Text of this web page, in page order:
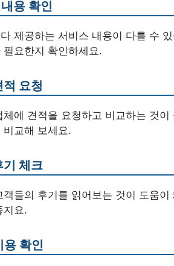
용 확인
제공하는 서비스 내용이 다를 수
필요한지 확인하세요.
요청
체에 견적을 요청하고 비교하는 것
비교해 보세요.
기 체크
객들의 후기를 읽어보는 것이 도움
지요.
확인